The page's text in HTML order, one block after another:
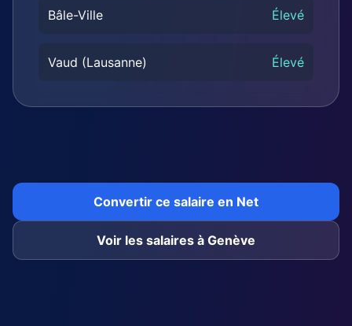
Bâle-Ville Élevé
Vaud (Lausanne) Élevé
Convertir ce salaire en Net
Voir les salaires à Genève